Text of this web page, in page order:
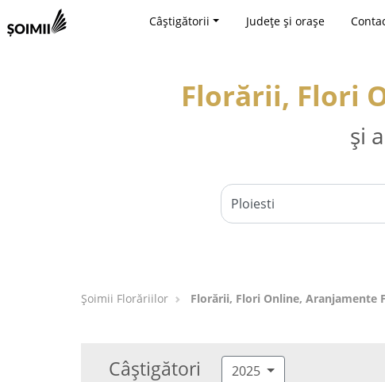
Câștigătorii Județe și orașe
Florării, Flori
și
Șoimii Florăriilor Florării, Flori Online, Aranjamente
Câștigători 2025